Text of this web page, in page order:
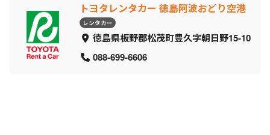
トヨタレンタカー 徳島阿波おどり空港
レンタカー
徳島県板野郡松茂町豊久字朝日野15-10
088-699-6606